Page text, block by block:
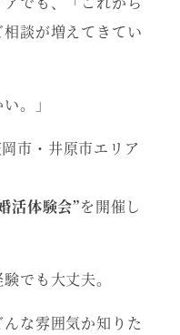
談が増えてきてい
。」
市・井原市エリア
活体験会”を開催し
でも大丈夫。
んな雰囲気か知りた